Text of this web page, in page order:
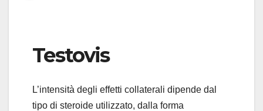
Testovis
L’intensità degli effetti collaterali dipende dal
tipo di steroide utilizzato, dalla forma